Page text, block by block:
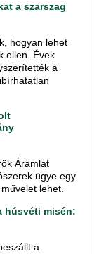
a szarszag
hogyan lehet
ellen. Évek
a
Áramlat
ügye egy
lehet.
húsvéti misén:
a